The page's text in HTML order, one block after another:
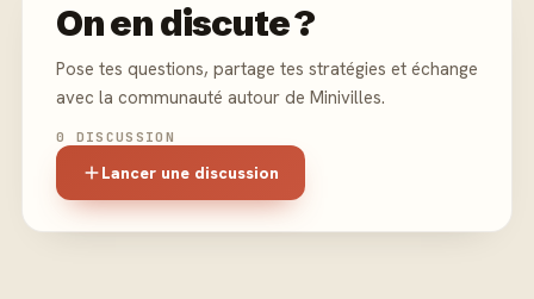
On en discute ?
Pose tes questions, partage tes stratégies et échange
avec la communauté autour de Minivilles.
0 DISCUSSION
Lancer une discussion